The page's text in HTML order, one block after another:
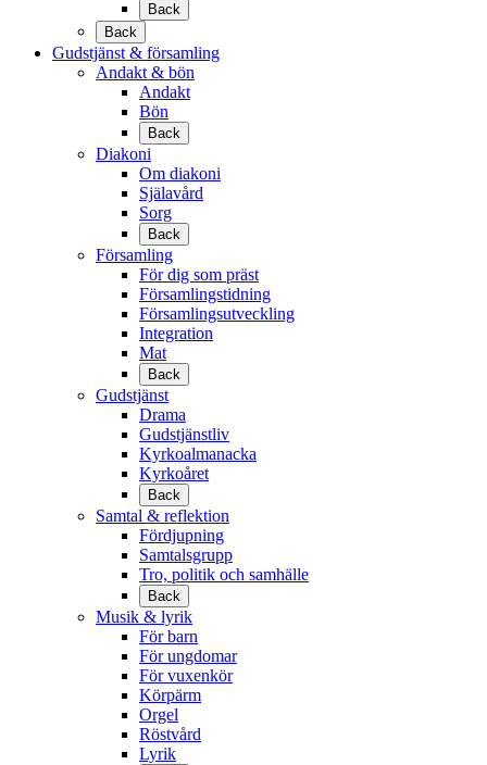
Back
Back
Gudstjänst & församling
Andakt & bön
Andakt
Bön
Back
Diakoni
Om diakoni
Själavård
Sorg
Back
Församling
För dig som präst
Församlingstidning
Församlingsutveckling
Integration
Mat
Back
Gudstjänst
Drama
Gudstjänstliv
Kyrkoalmanacka
Kyrkoåret
Back
Samtal & reflektion
Fördjupning
Samtalsgrupp
Tro, politik och samhälle
Back
Musik & lyrik
För barn
För ungdomar
För vuxenkör
Körpärm
Orgel
Röstvård
Lyrik